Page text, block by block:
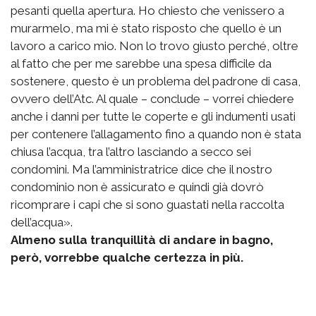
pesanti quella apertura. Ho chiesto che venissero a
murarmelo, ma mi è stato risposto che quello è un
lavoro a carico mio. Non lo trovo giusto perché, oltre
al fatto che per me sarebbe una spesa difficile da
sostenere, questo è un problema del padrone di casa,
ovvero dell’Atc. Al quale – conclude – vorrei chiedere
anche i danni per tutte le coperte e gli indumenti usati
per contenere l’allagamento fino a quando non è stata
chiusa l’acqua, tra l’altro lasciando a secco sei
condomini. Ma l’amministratrice dice che il nostro
condominio non è assicurato e quindi già dovrò
ricomprare i capi che si sono guastati nella raccolta
dell’acqua».
Almeno sulla tranquillità di andare in bagno,
però, vorrebbe qualche certezza in più.